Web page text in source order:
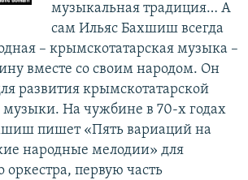
музыкальная традиция… А
сам Ильяс Бахшиш всегда
– крымскотатарская музыка –
вместе со своим народом. Он
развития крымскотатарской
На чужбине в 70-х годах
пишет «Пять вариаций на
народные мелодии» для
первую часть